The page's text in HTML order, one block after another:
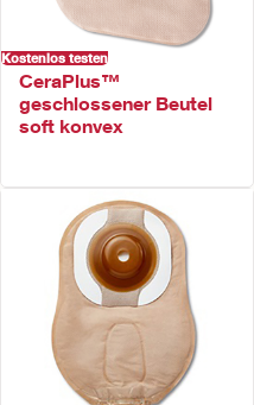
Kostenlos testen
CeraPlus™
geschlossener Beutel
soft konvex